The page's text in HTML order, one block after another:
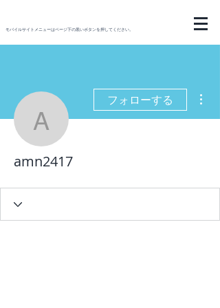
モバイルサイトメニューはページ下の黒いボタンを押してください。
amn2417
フォローする
amn2417